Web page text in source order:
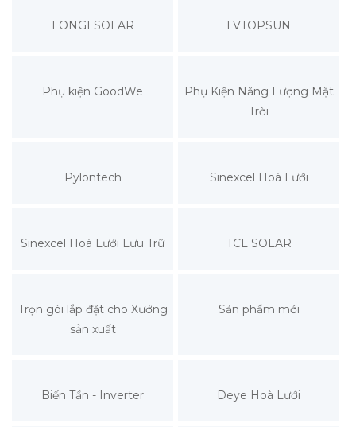
LONGI SOLAR LVTOPSUN
Phụ kiện GoodWe
Phụ Kiện Năng Lượng Mặt
Trời
Pylontech Sinexcel Hoà Lưới
Sinexcel Hoà Lưới Lưu Trữ TCL SOLAR
Trọn gói lắp đặt cho Xưởng
sản xuất
Sản phẩm mới
Biến Tần - Inverter Deye Hoà Lưới